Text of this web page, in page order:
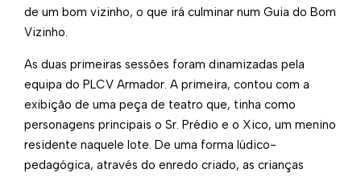
de um bom vizinho, o que irá culminar num Guia do Bom
Vizinho.
As duas primeiras sessões foram dinamizadas pela
equipa do PLCV Armador. A primeira, contou com a
exibição de uma peça de teatro que, tinha como
personagens principais o Sr. Prédio e o Xico, um menino
residente naquele lote. De uma forma lúdico-
pedagógica, através do enredo criado, as crianças